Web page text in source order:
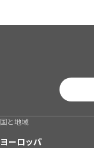
国と地域
ヨーロッパ